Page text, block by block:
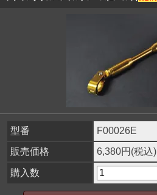
型番
F00026E
販売価格
6,380円(税込)
購入数